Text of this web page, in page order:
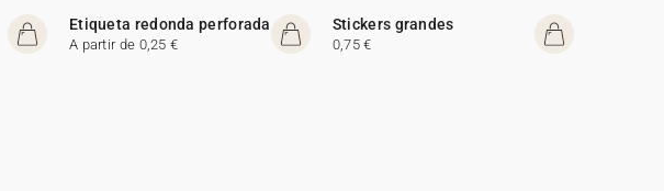
Etiqueta redonda perforada
A partir de 0,25 €
Stickers grandes
0,75 €